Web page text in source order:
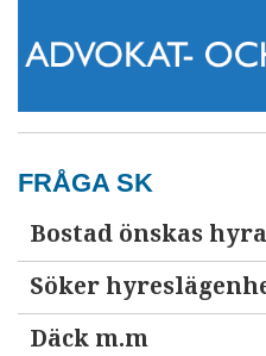
FRÅGA SK
Bostad önskas hyra
Söker
Däck m.m